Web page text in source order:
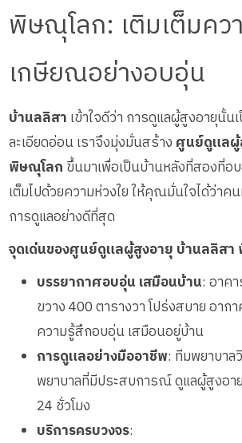
พิษณุโลก: เติมเต็มคว
เกษียณอย่างอบอุ่น
บ้านลลิสา เข้าใจดีว่า การดูแลผู้สูงอายุนั้
ละเอียดอ่อน เราจึงมุ่งมั่นสร้าง ศูนย์ดูแลผู้
พิษณุโลก ขึ้นมาเพื่อเป็นบ้านหลังที่สองที่อ
เต็มไปด้วยความห่วงใย ให้คุณมั่นใจได้ว่า
การดูแลอย่างดีที่สุด
จุดเด่นของศูนย์ดูแลผู้สูงอายุ บ้านลลิส
บรรยากาศอบอุ่น เสมือนบ้าน: อาค
ขวาง 400 ตารางวา โปร่งสบาย อาก
ความรู้สึกอบอุ่น เสมือนอยู่บ้าน
การดูแลอย่างมืออาชีพ: ทีมพยาบาล
พยาบาลที่มีประสบการณ์ ดูแลผู้สูงอา
24 ชั่วโมง
บริการครบวงจร: